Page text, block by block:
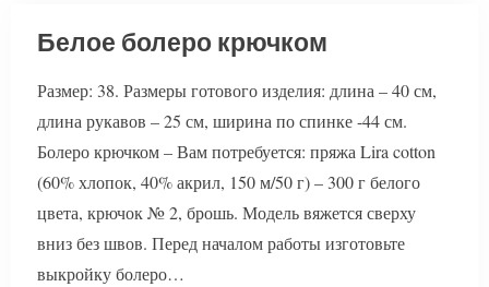
Белое болеро крючком
Размер: 38. Размеры готового изделия: длина – 40 см,
длина рукавов – 25 см, ширина по спинке -44 см.
Болеро крючком – Вам потребуется: пряжа Lira cotton
(60% хлопок, 40% акрил, 150 м/50 г) – 300 г белого
цвета, крючок № 2, брошь. Модель вяжется сверху
вниз без швов. Перед началом работы изготовьте
выкройку болеро…